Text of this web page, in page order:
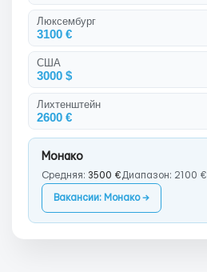
Люксембург
3100 €
США
3000 $
Лихтенштейн
2600 €
Монако
Средняя: 3500 € Диапазон: 2100
Вакансии: Монако →